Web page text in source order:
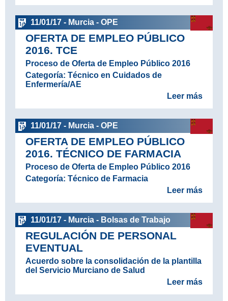
11/01/17 - Murcia - OPE
OFERTA DE EMPLEO PÚBLICO
2016. TCE
Proceso de Oferta de Empleo Público 2016
Categoría: Técnico en Cuidados de
Enfermería/AE
Leer más
11/01/17 - Murcia - OPE
OFERTA DE EMPLEO PÚBLICO
2016. TÉCNICO DE FARMACIA
Proceso de Oferta de Empleo Público 2016
Categoría: Técnico de Farmacia
Leer más
11/01/17 - Murcia - Bolsas de Trabajo
REGULACIÓN DE PERSONAL
EVENTUAL
Acuerdo sobre la consolidación de la plantilla
del Servicio Murciano de Salud
Leer más